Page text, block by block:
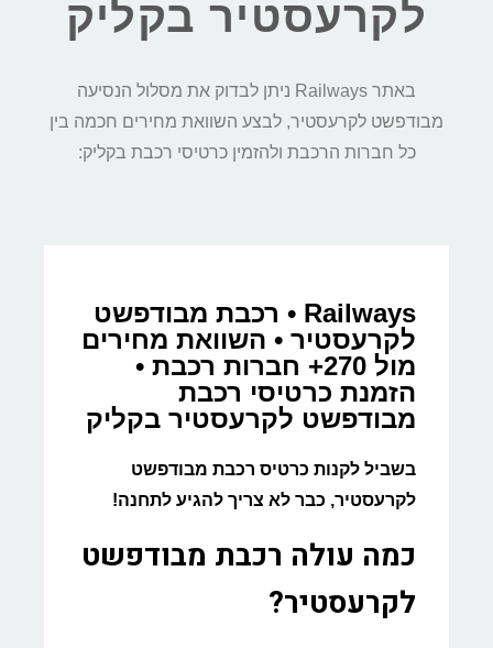
לקרעסטיר בקליק
באתר Railways ניתן לבדוק את מסלול הנסיעה
מבודפשט לקרעסטיר, לבצע השוואת מחירים חכמה בין
כל חברות הרכבת ולהזמין כרטיסי רכבת בקליק:
Railways • רכבת מבודפשט
לקרעסטיר • השוואת מחירים
מול 270+ חברות רכבת •
הזמנת כרטיסי רכבת
מבודפשט לקרעסטיר בקליק
בשביל לקנות כרטיס רכבת מבודפשט
לקרעסטיר, כבר לא צריך להגיע לתחנה!
כמה עולה רכבת מבודפשט
לקרעסטיר?